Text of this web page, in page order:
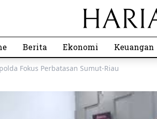
Berita Ekonomi Keuangan
Fokus Perbatasan Sumut-Riau